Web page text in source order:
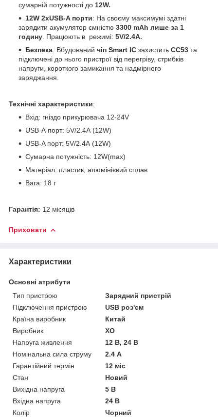
сумарній потужності до 12W.
12W 2xUSB-A порти: На своєму максимумі здатні
зарядити акумулятор ємністю 3300 mAh лише за 1
годину . Працюють в режимі: 5V/2.4А.
Безпека: Вбудований чіп Smart IC захистить CC53 та
підключені до нього пристрої від перегріву, стрибків
напруги, короткого замикання та надмірного
заряджання.
Технічні характеристики:
Вхід: гніздо прикурювача 12-24V
USB-А порт: 5V/2.4А (12W)
USB-A порт: 5V/2.4А (12W)
Сумарна потужність: 12W(max)
Матеріал: пластик, алюмінієвий сплав
Вага: 18 г
Гарантія: 12 місяців
Приховати
Характеристики
Основні атрибути
Тип пристрою
Зарядний пристрій
Підключення пристрою
USB роз'єм
Країна виробник
Китай
Виробник
XO
Напруга живлення
12 В, 24 В
Номінальна сила струму
2.4 А
Гарантійний термін
12 міс
Стан
Новий
Вихідна напруга
5 В
Вхідна напруга
24 В
Колір
Чорний